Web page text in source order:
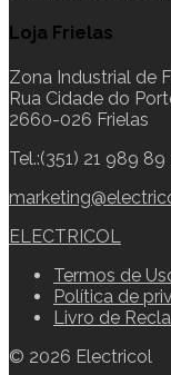
Loja Frielas
Zona Industrial de
Rua Cidade do
2660-026 Frielas
Tel.:(351) 21 989 89
ELECTRICOL
Termos de
Política de
Livro de
© 2026 Electricol